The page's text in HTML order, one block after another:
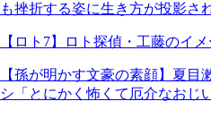
も挫折する姿に生き方が投影さ
【ロト7】ロト探偵・工藤のイ
【孫が明かす文豪の素顔】夏
シ「とにかく怖くて厄介なおじ